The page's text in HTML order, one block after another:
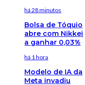
há 28 minutos
Bolsa de Tóquio
abre com Nikkei
a ganhar 0,03%
há 1 hora
Modelo de IA da
Meta invadiu